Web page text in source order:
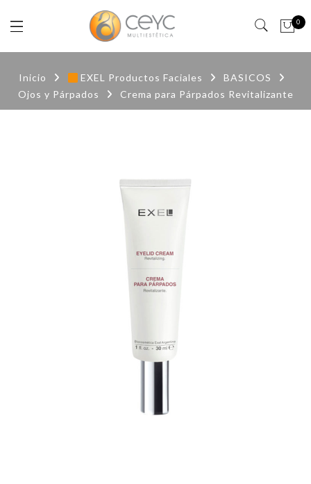
0
Inicio EXEL Productos Faciales
BASICOS
Ojos y Párpados
Crema para Párpados Revitalizante